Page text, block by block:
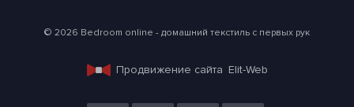
© 2026 Bedroom online - домашний текстиль с первых рук
Продвижение сайта Elit-Web